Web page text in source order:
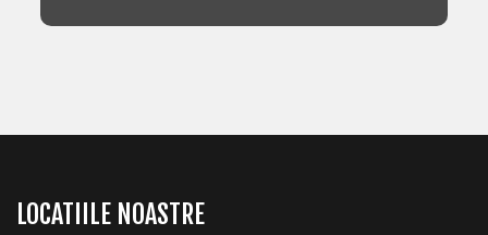
LOCATIILE NOASTRE